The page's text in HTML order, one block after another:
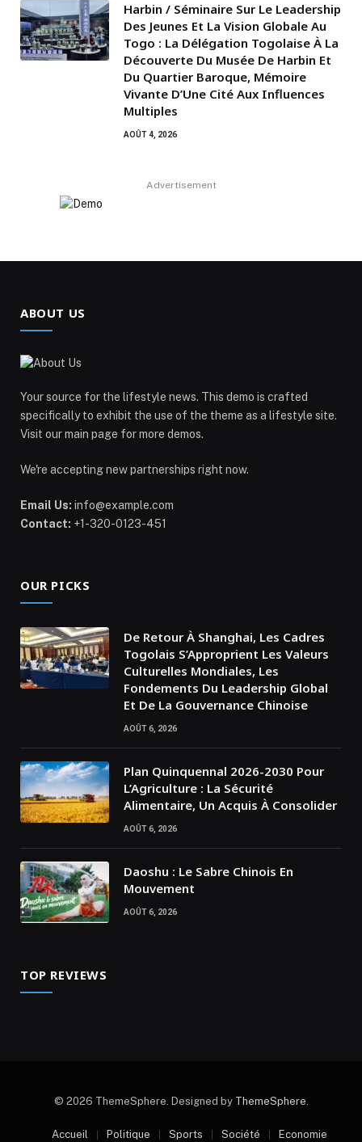
Harbin / Séminaire Sur Le Leadership
Des Jeunes Et La Vision Globale Au
Togo : La Délégation Togolaise À La
Découverte Du Musée De Harbin Et
Du Quartier Baroque, Mémoire
Vivante D’Une Cité Aux Influences
Multiples
AOÛT 4, 2026
Advertisement
ABOUT US
Your source for the lifestyle news. This demo is crafted
specifically to exhibit the use of the theme as a lifestyle site.
Visit our main page for more demos.
We're accepting new partnerships right now.
Email Us: info@example.com
Contact: +1-320-0123-451
OUR PICKS
De Retour À Shanghai, Les Cadres
Togolais S’Approprient Les Valeurs
Culturelles Mondiales, Les
Fondements Du Leadership Global
Et De La Gouvernance Chinoise
AOÛT 6, 2026
Plan Quinquennal 2026-2030 Pour
L’Agriculture : La Sécurité
Alimentaire, Un Acquis À Consolider
AOÛT 6, 2026
Daoshu : Le Sabre Chinois En
Mouvement
AOÛT 6, 2026
TOP REVIEWS
© 2026 ThemeSphere. Designed by ThemeSphere.
Accueil Politique Sports Société Economie